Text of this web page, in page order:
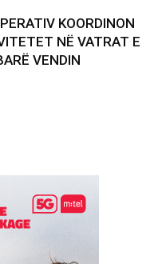
KOORDINON
NË VATRAT E
VENDIN